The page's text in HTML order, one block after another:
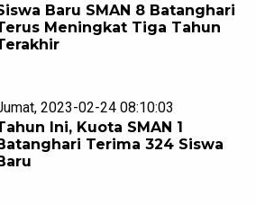
Baru SMAN 8 Batanghari
Meningkat Tiga Tahun
2023-02-24 08:10:03
Ini, Kuota SMAN 1
Terima 324 Siswa